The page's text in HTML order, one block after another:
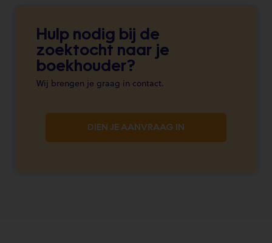
Hulp nodig bij de
zoektocht naar je
boekhouder?
Wij brengen je graag in contact.
DIEN JE AANVRAAG IN